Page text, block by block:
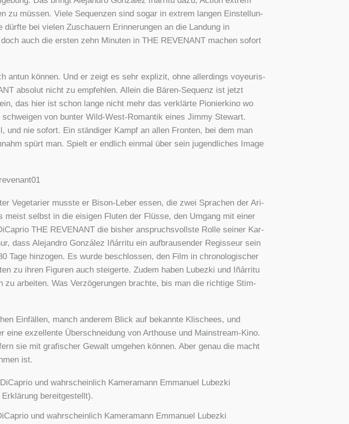
zu müs­sen. Vie­le Sequen­zen sind sogar in extrem lan­gen Ein­stel­lun­
bei vie­len Zuschau­ern Erin­ne­run­gen an die Lan­dung in
auch die ers­ten zehn Minu­ten in THE REVENANT machen sofort
antun kön­nen. Und er zeigt es sehr expli­zit, ohne aller­dings voy­eu­ris­
abso­lut nicht zu emp­feh­len. Allein die Bären-Sequenz ist jetzt
das hier ist schon lan­ge nicht mehr das ver­klär­te Pio­nier­ki­no wo
von bun­ter Wild-West-Roman­tik eines Jim­my Ste­wart.
nie sofort. Ein stän­di­ger Kampf an allen Fron­ten, bei dem man
spürt man. Spielt er end­lich ein­mal über sein jugend­li­ches Image
Vege­ta­ri­er muss­te er Bison-Leber essen, die zwei Spra­chen der Ari­
selbst in die eisi­gen Flu­ten der Flüs­se, den Umgang mit einer
THE REVENANT die bis­her anspruchs­volls­te Rol­le sei­ner Kar­
dass Ale­jan­dro Gon­zá­lez Iñár­ri­tu ein auf­brau­sen­der Regis­seur sein
Tage hin­zo­gen. Es wur­de beschlos­sen, den Film in chro­no­lo­gi­scher
zu ihren Figu­ren auch stei­ger­te. Zudem haben Lubez­ki und Iñár­ri­tu
arbei­ten. Was Ver­zö­ge­run­gen brach­te, bis man die rich­ti­ge Stim­
Ein­fäl­len, manch ande­rem Blick auf bekann­te Kli­schees, und
exzel­len­te Über­schnei­dung von Art­house und Main­stream-Kino.
sie mit gra­fi­scher Gewalt umge­hen kön­nen. Aber genau die macht
ist.
und wahr­schein­lich Kame­ra­mann Emma­nu­el Lubez­ki